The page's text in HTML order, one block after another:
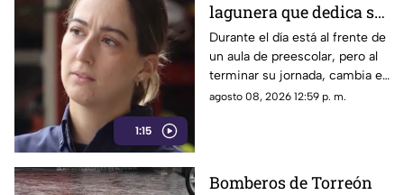
1:15
lagunera que dedica su
tiempo libre a ser
bombera voluntaria
Durante el día está al frente de
un aula de preescolar, pero al
terminar su jornada, cambia el
pizarrón por el uniforme de
agosto 08, 2026 12:59 p. m.
Bomberos de Torreón